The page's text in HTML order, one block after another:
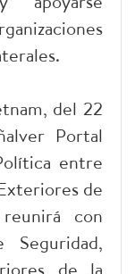
del 22
Portal
entre
de
con
de la